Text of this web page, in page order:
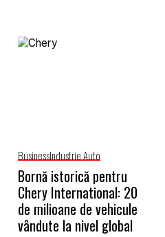
BusinessIndustrie Auto
Bornă istorică pentru
Chery International: 20
de milioane de vehicule
vândute la nivel global